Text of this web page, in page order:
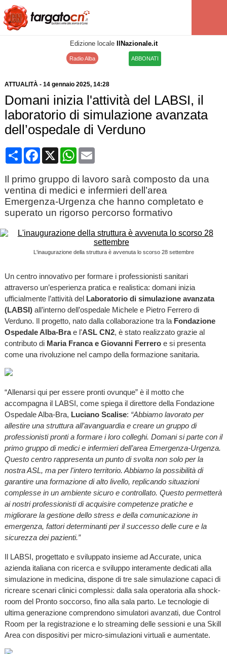
Edizione locale IlNazionale.it
Radio Alba ABBONATI
ATTUALITÀ- 14 gennaio 2025, 14:28
Domani inizia l'attività del LABSI, il
laboratorio di simulazione avanzata
dell’ospedale di Verduno
CondividiFacebook
X WhatsApp
Email
Il primo gruppo di lavoro sarà composto da una
ventina di medici e infermieri dell’area
Emergenza-Urgenza che hanno completato e
superato un rigorso percorso formativo
L'inaugurazione della struttura è avvenuta lo scorso 28 settembre
Un centro innovativo per formare i professionisti sanitari
attraverso un’esperienza pratica e realistica: domani inizia
ufficialmente l’attività del Laboratorio di simulazione avanzata
(LABSI)all’interno dell’ospedale Michele e Pietro Ferrero di
Verduno. Il progetto, nato dalla collaborazione tra la Fondazione
Ospedale Alba-Brae l'ASL CN2, è stato realizzato grazie al
contributo di Maria Franca e Giovanni Ferreroe si presenta
come una rivoluzione nel campo della formazione sanitaria.
“Allenarsi qui per essere pronti ovunque” è il motto che
accompagna il LABSI, come spiega il direttore della Fondazione
Ospedale Alba-Bra, Luciano Scalise: “Abbiamo lavorato per
allestire una struttura all’avanguardia e creare un gruppo di
professionisti pronti a formare i loro colleghi. Domani si parte con il
primo gruppo di medici e infermieri dell’area Emergenza-Urgenza.
Questo centro rappresenta un punto di svolta non solo per la
nostra ASL, ma per l'intero territorio. Abbiamo la possibilità di
garantire una formazione di alto livello, replicando situazioni
complesse in un ambiente sicuro e controllato. Questo permetterà
ai nostri professionisti di acquisire competenze pratiche e
migliorare la gestione dello stress e della comunicazione in
emergenza, fattori determinanti per il successo delle cure e la
sicurezza dei pazienti.”
Il LABSI, progettato e sviluppato insieme ad Accurate, unica
azienda italiana con ricerca e sviluppo interamente dedicati alla
simulazione in medicina, dispone di tre sale simulazione capaci di
ricreare scenari clinici complessi: dalla sala operatoria alla shock-
room del Pronto soccorso, fino alla sala parto. Le tecnologie di
ultima generazione comprendono simulatori avanzati, due Control
Room per la registrazione e lo streaming delle sessioni e una Skill
Area con dispositivi per micro-simulazioni virtuali e aumentate.